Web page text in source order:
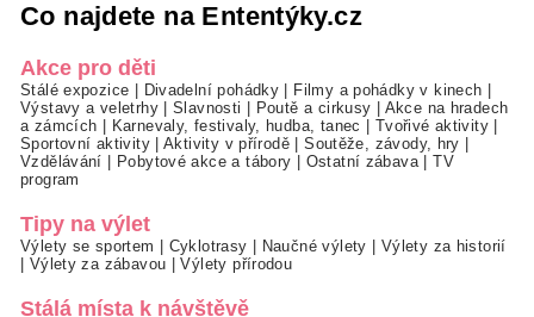
Co najdete na Ententýky.cz
Akce pro děti
Stálé expozice Divadelní pohádky Filmy a pohádky v kinech
Výstavy a veletrhy|Slavnosti Poutě a cirkusy
Akce na hradech
a zámcích
Karnevaly, festivaly, hudba, tanec Tvořivé aktivity
Sportovní aktivity|Aktivity v přírodě |Soutěže, závody, hry
Vzdělávání
Pobytové akce a tábory Ostatní zábava|TV
program
Tipy na výlet
Výlety se sportem Cyklotrasy Naučné výlety
Výlety za historií
Výlety za zábavou |Výlety přírodou
Stálá místa k návštěvě